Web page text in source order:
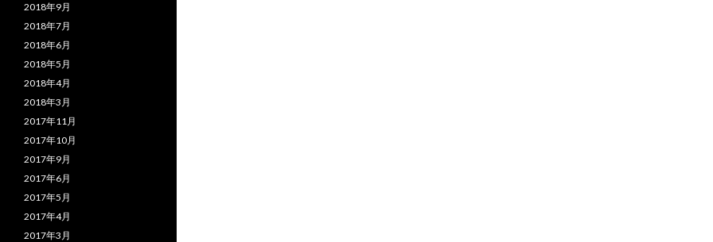
2018年9月
2018年7月
2018年6月
2018年5月
2018年4月
2018年3月
2017年11月
2017年10月
2017年9月
2017年6月
2017年5月
2017年4月
2017年3月